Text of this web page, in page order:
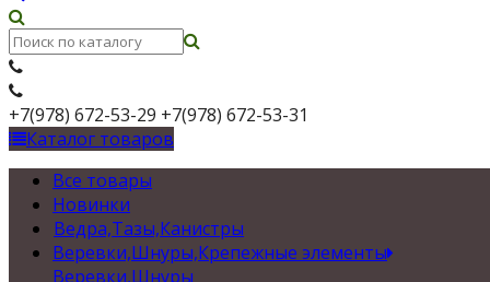
+7(978) 672-53-29 +7(978) 672-53-31
Каталог товаров
Все товары
Новинки
Ведра,Тазы,Канистры
Веревки,Шнуры,Крепежные элементы
Веревки,Шнуры